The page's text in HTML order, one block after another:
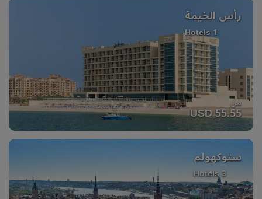
رأس الخيمة
1 Hotels
من
USD 55.55
ستوكهولم
3 Hotels